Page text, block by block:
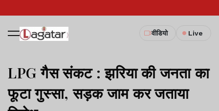
वीडियो Live
LPG गैस संकट : झरिया की जनता का
फूटा गुस्सा, सड़क जाम कर जताया